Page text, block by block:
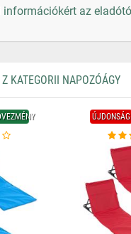
információkért az eladótól
KATEGORII NAPOZÓÁGY
ÚJDONSÁG